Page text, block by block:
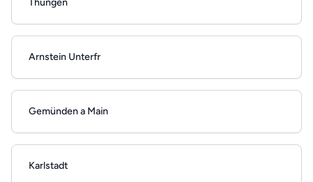
Thüngen
Arnstein Unterfr
Gemünden a Main
Karlstadt